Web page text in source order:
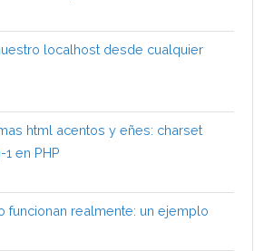
localhost desde cualquier
html acentos y eñes: charset
en PHP
funcionan realmente: un ejemplo